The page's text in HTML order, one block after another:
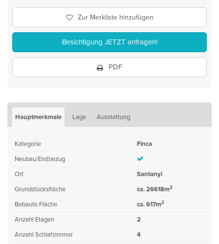
Zur Merkliste hinzufügen
Besichtigung JETZT anfragen!
PDF
Hauptmerkmale Lage Ausstattung
Kategorie
Finca
Neubau/Erstbezug
Ort
Santanyi
Grundstücksfläche
ca. 26618m2
Bebaute Fläche ca. 617m2
Anzahl Etagen
2
Anzahl Schlafzimmer
4